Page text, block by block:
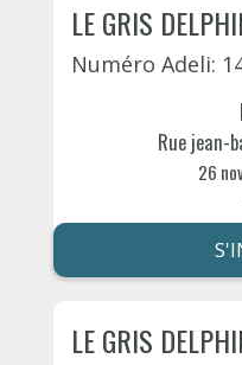
LE GRIS
Numéro Adeli:
Rue jean-
26
LE GRIS